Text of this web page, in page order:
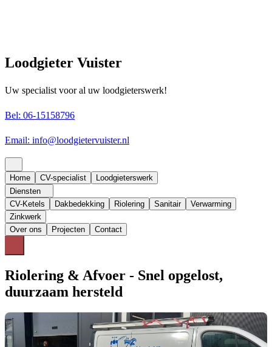
Loodgieter Vuister
Uw specialist voor al uw loodgieterswerk!
Bel: 06-15158796
Email: info@loodgietervuister.nl
Home CV-specialist
Loodgieterswerk
Diensten
CV-Ketels
Dakbedekking Riolering Sanitair
Verwarming
Zinkwerk
Over ons
Projecten Contact
Riolering & Afvoer - Snel opgelost,
duurzaam hersteld